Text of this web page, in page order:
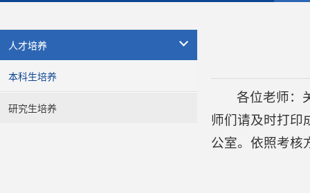
人才培养
本科生培养
研究生培养
各位老师：
师们请及时打印
公室。依照考核